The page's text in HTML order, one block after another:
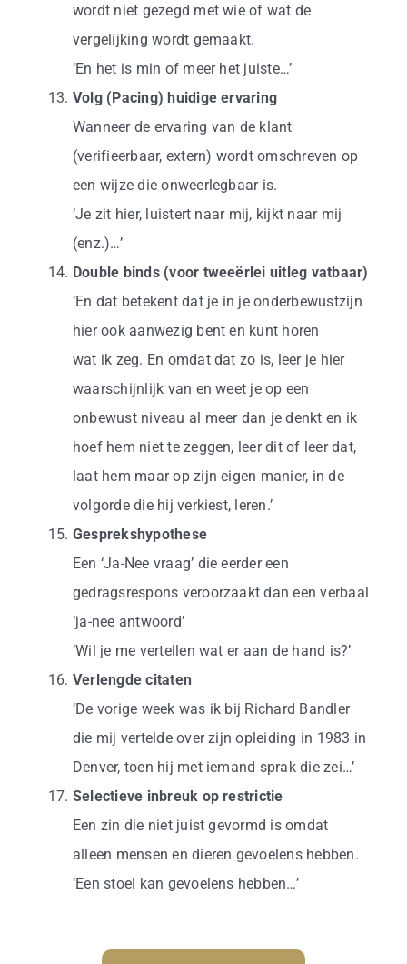
wordt niet gezegd met wie of wat de
vergelijking wordt gemaakt.
‘En het is min of meer het juiste…’
Volg (Pacing) huidige ervaring
Wanneer de ervaring van de klant
(verifieerbaar, extern) wordt omschreven op
een wijze die onweerlegbaar is.
‘Je zit hier, luistert naar mij, kijkt naar mij
(enz.)…’
Double binds (voor tweeërlei uitleg vatbaar)
‘En dat betekent dat je in je onderbewustzijn
hier ook aanwezig bent en kunt horen
wat ik zeg. En omdat dat zo is, leer je hier
waarschijnlijk van en weet je op een
onbewust niveau al meer dan je denkt en ik
hoef hem niet te zeggen, leer dit of leer dat,
laat hem maar op zijn eigen manier, in de
volgorde die hij verkiest, leren.’
Gesprekshypothese
Een ‘Ja-Nee vraag’ die eerder een
gedragsrespons veroorzaakt dan een verbaal
‘ja-nee antwoord’
‘Wil je me vertellen wat er aan de hand is?’
Verlengde citaten
‘De vorige week was ik bij Richard Bandler
die mij vertelde over zijn opleiding in 1983 in
Denver, toen hij met iemand sprak die zei…’
Selectieve inbreuk op restrictie
Een zin die niet juist gevormd is omdat
alleen mensen en dieren gevoelens hebben.
‘Een stoel kan gevoelens hebben…’